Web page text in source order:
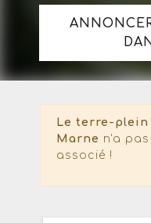
Le terre-plein
Marne n'a pas
associé !